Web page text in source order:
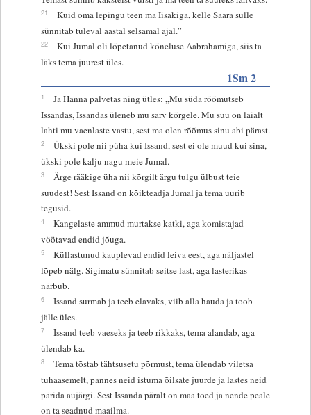
21
Kuid oma lepingu teen ma Iisakiga, kelle Saara sulle
sünnitab tuleval aastal selsamal ajal.”
22
Kui Jumal oli lõpetanud kõneluse Aabrahamiga, siis ta
läks tema juurest üles.
1Sm 2
1
Ja Hanna palvetas ning ütles: „Mu süda rõõmutseb
Issandas, Issandas üleneb mu sarv kõrgele. Mu suu on laialt
lahti mu vaenlaste vastu, sest ma olen rõõmus sinu abi pärast.
2
Ükski pole nii püha kui Issand, sest ei ole muud kui sina,
ükski pole kalju nagu meie Jumal.
3
Ärge rääkige üha nii kõrgilt ärgu tulgu ülbust teie
suudest! Sest Issand on kõikteadja Jumal ja tema uurib
tegusid.
4
Kangelaste ammud murtakse katki, aga komistajad
vöötavad endid jõuga.
5
Küllastunud kauplevad endid leiva eest, aga näljastel
lõpeb nälg. Sigimatu sünnitab seitse last, aga lasterikas
närbub.
6
Issand surmab ja teeb elavaks, viib alla hauda ja toob
jälle üles.
7
Issand teeb vaeseks ja teeb rikkaks, tema alandab, aga
ülendab ka.
8
Tema tõstab tähtsusetu põrmust, tema ülendab viletsa
tuhaasemelt, pannes neid istuma õilsate juurde ja lastes neid
pärida aujärgi. Sest Issanda päralt on maa toed ja nende peale
on ta seadnud maailma.